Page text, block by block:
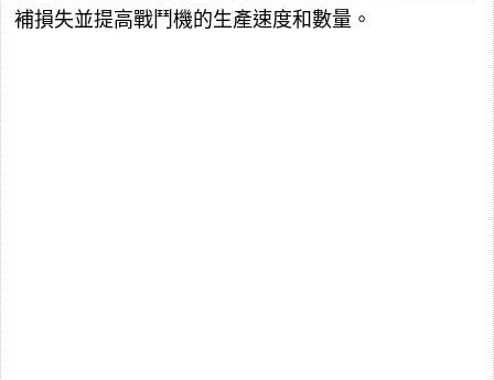
補損失並提高戰鬥機的生產速度和數量。